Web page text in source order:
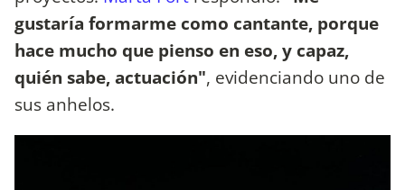
gustaría formarme como cantante, porque
hace mucho que pienso en eso, y capaz,
quién sabe, actuación", evidenciando uno de
sus anhelos.